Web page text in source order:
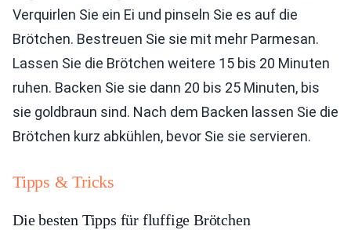
Verquirlen Sie ein Ei und pinseln Sie es auf die
Brötchen. Bestreuen Sie sie mit mehr Parmesan.
Lassen Sie die Brötchen weitere 15 bis 20 Minuten
ruhen. Backen Sie sie dann 20 bis 25 Minuten, bis
sie goldbraun sind. Nach dem Backen lassen Sie die
Brötchen kurz abkühlen, bevor Sie sie servieren.
Tipps & Tricks
Die besten Tipps für fluffige Brötchen